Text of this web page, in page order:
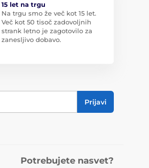
15 let na trgu
Na trgu smo že več kot 15 let.
Več kot 50 tisoč zadovoljnih
strank letno je zagotovilo za
zanesljivo dobavo.
Prijavi
Potrebujete nasvet?